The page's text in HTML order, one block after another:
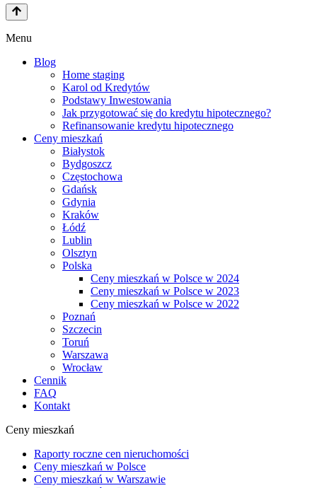
Menu
Blog
Home staging
Karol od Kredytów
Podstawy Inwestowania
Jak przygotować się do kredytu hipotecznego?
Refinansowanie kredytu hipotecznego
Ceny mieszkań
Białystok
Bydgoszcz
Częstochowa
Gdańsk
Gdynia
Kraków
Łódź
Lublin
Olsztyn
Polska
Ceny mieszkań w Polsce w 2024
Ceny mieszkań w Polsce w 2023
Ceny mieszkań w Polsce w 2022
Poznań
Szczecin
Toruń
Warszawa
Wrocław
Cennik
FAQ
Kontakt
Ceny mieszkań
Raporty roczne cen nieruchomości
Ceny mieszkań w Polsce
Ceny mieszkań w Warszawie